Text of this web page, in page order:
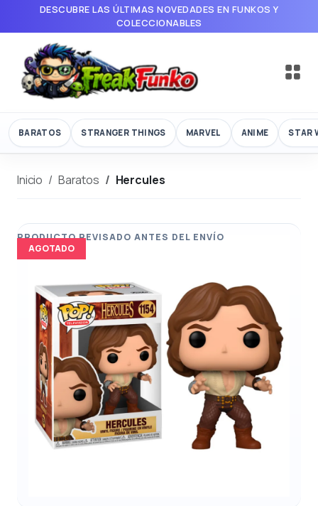
DESCUBRE LAS ÚLTIMAS NOVEDADES EN FUNKOS Y
COLECCIONABLES
BARATOS STRANGER THINGS MARVEL ANIME STAR
Inicio Baratos Hercules
AGOTADO